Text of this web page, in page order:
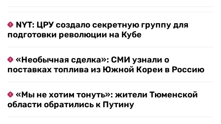
NYT: ЦРУ создало секретную группу для
подготовки революции на Кубе
«Необычная сделка»: СМИ узнали о
поставках топлива из Южной Кореи в Россию
«Мы не хотим тонуть»: жители Тюменской
области обратились к Путину